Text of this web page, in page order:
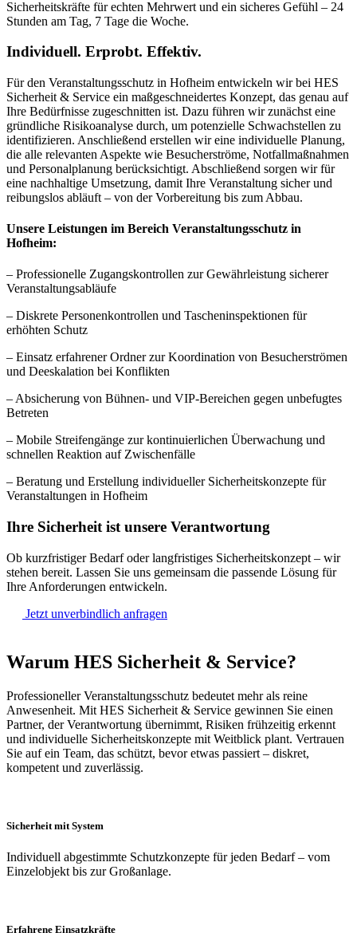
Sicherheitskräfte für echten Mehrwert und ein sicheres Gefühl – 24
Stunden am Tag, 7 Tage die Woche.
Individuell. Erprobt. Effektiv.
Für den Veranstaltungsschutz in Hofheim entwickeln wir bei HES
Sicherheit & Service ein maßgeschneidertes Konzept, das genau auf
Ihre Bedürfnisse zugeschnitten ist. Dazu führen wir zunächst eine
gründliche Risikoanalyse durch, um potenzielle Schwachstellen zu
identifizieren. Anschließend erstellen wir eine individuelle Planung,
die alle relevanten Aspekte wie Besucherströme, Notfallmaßnahmen
und Personalplanung berücksichtigt. Abschließend sorgen wir für
eine nachhaltige Umsetzung, damit Ihre Veranstaltung sicher und
reibungslos abläuft – von der Vorbereitung bis zum Abbau.
Unsere Leistungen im Bereich Veranstaltungsschutz in
Hofheim:
– Professionelle Zugangskontrollen zur Gewährleistung sicherer
Veranstaltungsabläufe
– Diskrete Personenkontrollen und Tascheninspektionen für
erhöhten Schutz
– Einsatz erfahrener Ordner zur Koordination von Besucherströmen
und Deeskalation bei Konflikten
– Absicherung von Bühnen- und VIP-Bereichen gegen unbefugtes
Betreten
– Mobile Streifengänge zur kontinuierlichen Überwachung und
schnellen Reaktion auf Zwischenfälle
– Beratung und Erstellung individueller Sicherheitskonzepte für
Veranstaltungen in Hofheim
Ihre Sicherheit ist unsere Verantwortung
Ob kurzfristiger Bedarf oder langfristiges Sicherheitskonzept – wir
stehen bereit. Lassen Sie uns gemeinsam die passende Lösung für
Ihre Anforderungen entwickeln.
Jetzt unverbindlich anfragen
Warum HES Sicherheit & Service?
Professioneller Veranstaltungsschutz bedeutet mehr als reine
Anwesenheit. Mit HES Sicherheit & Service gewinnen Sie einen
Partner, der Verantwortung übernimmt, Risiken frühzeitig erkennt
und individuelle Sicherheitskonzepte mit Weitblick plant. Vertrauen
Sie auf ein Team, das schützt, bevor etwas passiert – diskret,
kompetent und zuverlässig.
Sicherheit mit System
Individuell abgestimmte Schutzkonzepte für jeden Bedarf – vom
Einzelobjekt bis zur Großanlage.
Erfahrene Einsatzkräfte